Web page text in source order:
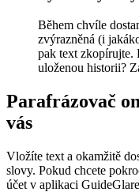
Během chvíle
zvýrazněná (i
pak text zkopírujte.
uloženou historii?
Parafrázovač
vás
Vložíte text a okamžitě
slovy. Pokud chcete
účet v aplikaci